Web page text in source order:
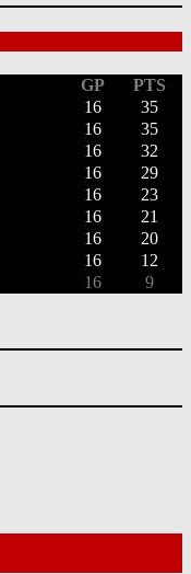
GP
PTS
16
35
16
35
16
32
16
29
16
23
16
21
16
20
16
12
16
9